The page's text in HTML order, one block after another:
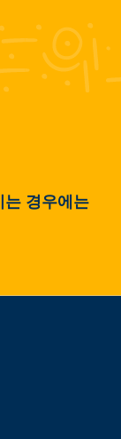
는 경우에는